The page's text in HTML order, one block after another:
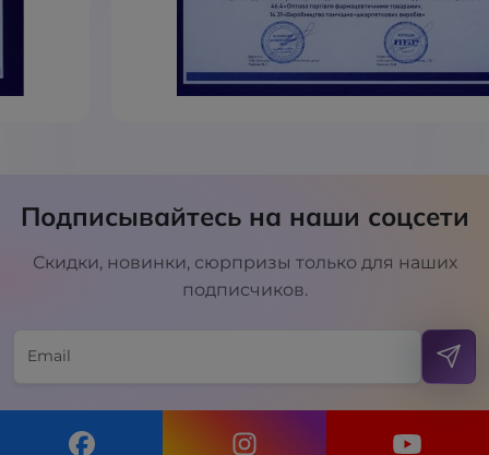
Подписывайтесь на наши соцсети
Скидки, новинки, сюрпризы только для наших
подписчиков.